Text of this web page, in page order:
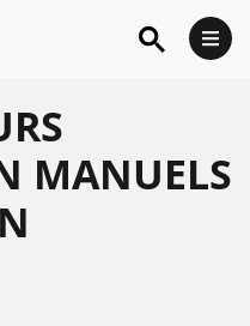
MANUELS